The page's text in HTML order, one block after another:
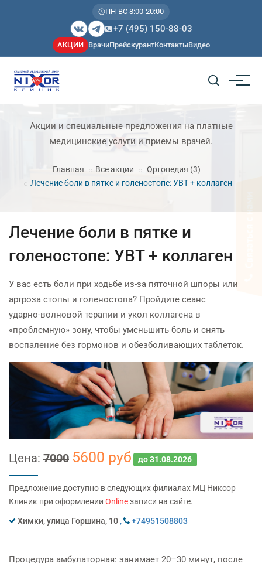
ПН-ВС 8:00-20:00
+7 (495) 150-88-03
АКЦИИ ВрачиПрейскурантКонтактыВидео
Акции и специальные предложения на платные
медицинские услуги и приемы врачей.
Главная Все акции Ортопедия (3)
Лечение боли в пятке и голеностопе: УВТ + коллаген
Лечение боли в пятке и
голеностопе: УВТ + коллаген
У вас есть боли при ходьбе из‑за пяточной шпоры или
артроза стопы и голеностопа? Пройдите сеанс
ударно‑волновой терапии и укол коллагена в
«проблемную» зону, чтобы уменьшить боль и снять
воспаление без гормонов и обезболивающих таблеток.
Цена: 7000 5600 руб до 31.08.2026
Предложение доступно в следующих филиалах МЦ Никсор
Клиник при оформлении Onlineзаписи на сайте.
Химки, улица Горшина, 10 , +74951508803
Процедура амбулаторная: занимает 20–30 минут, после